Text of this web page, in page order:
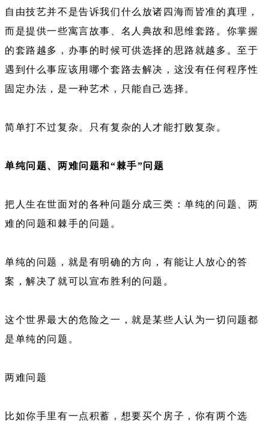
自由技艺并不是告诉我们什么放诸四海而皆准的真理，
而是提供一些寓言故事、名人典故和思维套路。你掌握
的套路越多，办事的时候可供选择的思路就越多。至于
遇到什么事应该用哪个套路去解决，这没有任何程序性
固定办法，是一种艺术，只能自己选择。
简单打不过复杂。只有复杂的人才能打败复杂。
单纯问题、两难问题和“棘手”问题
把人生在世面对的各种问题分成三类：单纯的问题、两
难的问题和棘手的问题。
单纯的问题，就是有明确的方向，有能让人放心的答
案，解决了就可以宣布胜利的问题。
这个世界最大的危险之一，就是某些人认为一切问题都
是单纯的问题。
两难问题
比如你手里有一点积蓄，想要买个房子，你有两个选